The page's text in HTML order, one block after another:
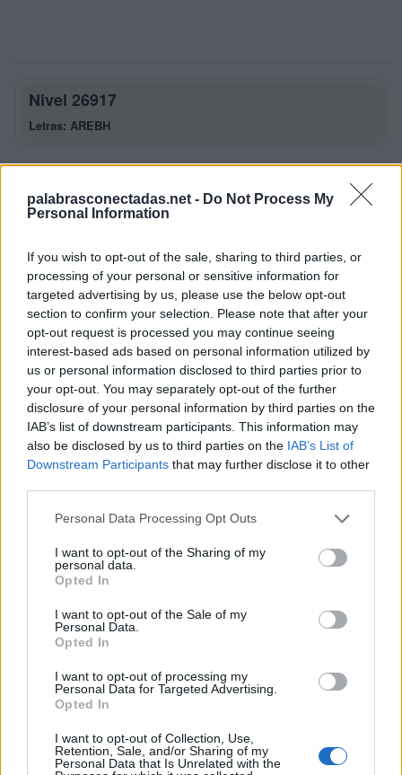
palabrasconectadas.net - Do Not Process My
Personal Information
If you wish to opt-out of the sale, sharing to third parties, or
processing of your personal or sensitive information for
targeted advertising by us, please use the below opt-out
section to confirm your selection. Please note that after your
opt-out request is processed you may continue seeing
interest-based ads based on personal information utilized by
us or personal information disclosed to third parties prior to
your opt-out. You may separately opt-out of the further
disclosure of your personal information by third parties on the
IAB’s list of downstream participants. This information may
also be disclosed by us to third parties on the IAB’s List of
Downstream Participants that may further disclose it to other
Personal Data Processing Opt Outs
I want to opt-out of the Sharing of my
personal data.
Opted In
I want to opt-out of the Sale of my
Personal Data.
Opted In
I want to opt-out of processing my
Personal Data for Targeted Advertising.
Opted In
I want to opt-out of Collection, Use,
Retention, Sale, and/or Sharing of my
Personal Data that Is Unrelated with the
Nivel 26917
Letras: AREBH
Palabras Conectadas Nivel 26917
respuestas
La respuesta a este rompecabezas es:
A
R
E
B
A
R
E
R
A
H
A B E
R
Palabras extra:
H
E B R
A
R
E A
BUSCAR MÁS
RESPUESTAS
Palabras Conectadas Respuesta de nivel 26912
Palabras Conectadas Respuesta de nivel 26914
Palabras Conectadas Respuesta de nivel 26915
Palabras Conectadas Respuesta de nivel 26916
Palabras Conectadas Respuesta de nivel 26917